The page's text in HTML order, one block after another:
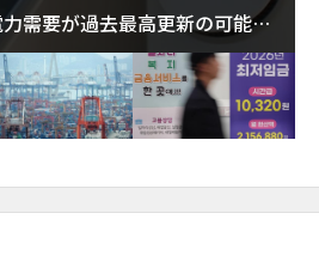
需要が過去最高更新の可能性
検